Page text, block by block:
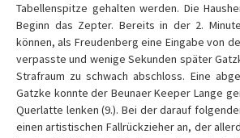
Tabellenspitze gehalten werden. Die
Beginn das Zepter. Bereits in der 2.
können, als Freudenberg eine Eingabe von
verpasste und wenige Sekunden später
Strafraum zu schwach abschloss. Eine
Gatzke konnte der Beunaer Keeper Lange
Querlatte lenken (9.). Bei der darauf
einen artistischen Fallrückzieher an, der